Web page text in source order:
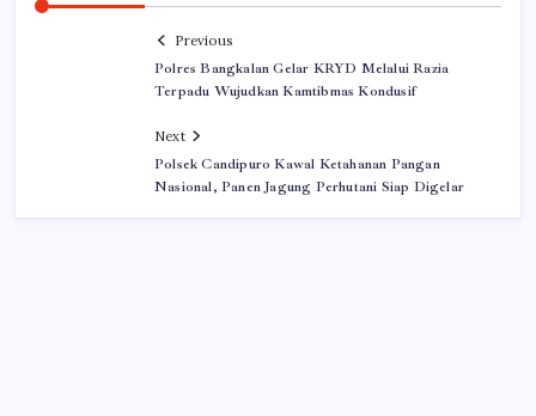
Previous
Polres Bangkalan Gelar KRYD Melalui Razia
Terpadu Wujudkan Kamtibmas Kondusif
Next
Polsek Candipuro Kawal Ketahanan Pangan
Nasional, Panen Jagung Perhutani Siap Digelar